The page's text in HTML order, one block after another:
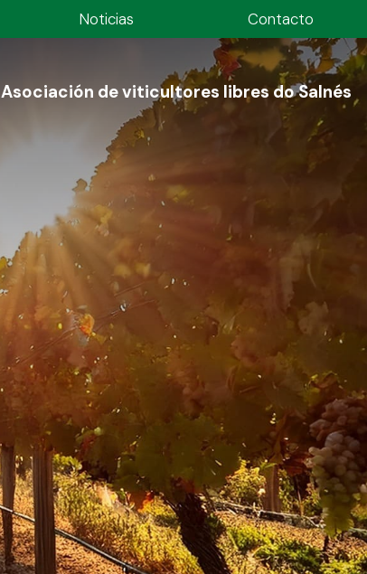
Asociación de viticultores libres do Salnés
Noticias Contacto